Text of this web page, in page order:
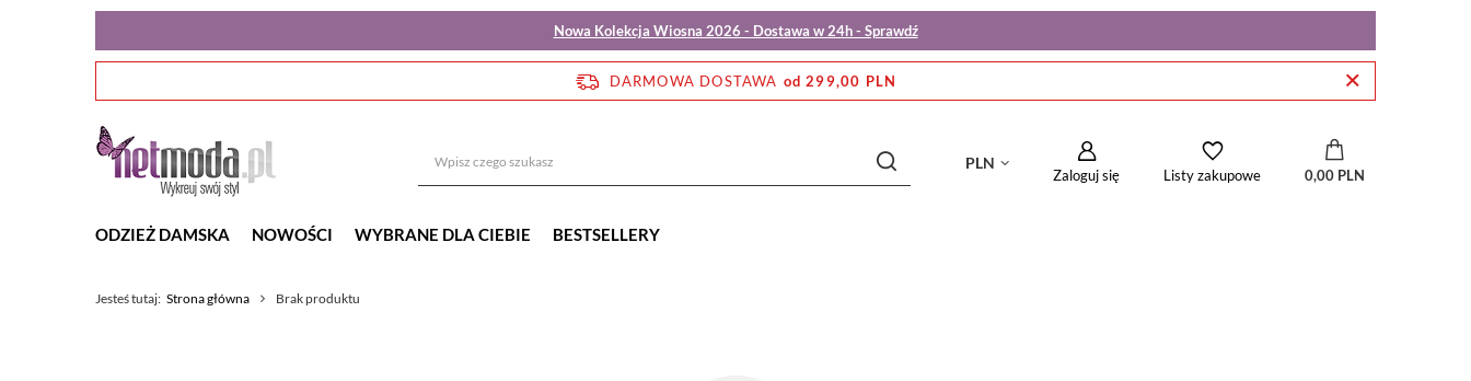
Nowa Kolekcja Wiosna 2026 - Dostawa w 24h - Sprawdź
DARMOWA DOSTAWA od 299,00 PLN
PLN
Zaloguj się Listy zakupowe 0,00 PLN
ODZIEŻ DAMSKA NOWOŚCI WYBRANE DLA CIEBIE BESTSELLERY
Jesteś tutaj: Strona główna Brak produktu